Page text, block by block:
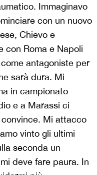
Immaginavo
con un nuovo
Chievo e
con Roma e Napoli
antagoniste per
sarà dura. Mi
in campionato
e a Marassi ci
Mi attacco
vinto gli ultimi
seconda un
deve fare paura. In